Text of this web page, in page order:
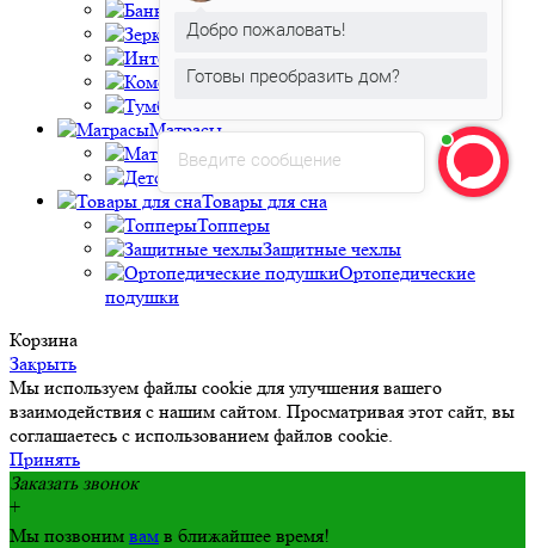
Зеркала интерьерные
Комоды
Матрасы
Матрасы
Товары для сна
Топперы
Защитные чехлы
Ортопедические
подушки
Корзина
Закрыть
Мы используем файлы cookie для улучшения вашего
взаимодействия с нашим сайтом. Просматривая этот сайт, вы
соглашаетесь с использованием файлов cookie.
Принять
Заказать звонок
+
Мы позвоним вам в ближайшее время!
Введите сообщение
Добро пожаловать!
Готовы преобразить дом?